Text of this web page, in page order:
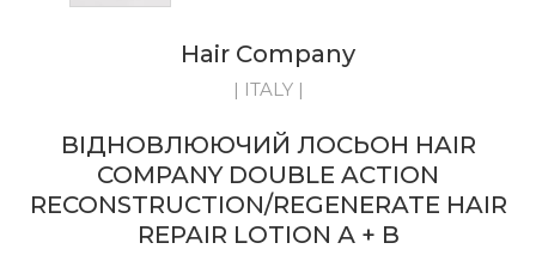
Hair Company
| ITALY |
ВІДНОВЛЮЮЧИЙ ЛОСЬОН HAIR
COMPANY DOUBLE ACTION
RECONSTRUCTION/REGENERATE HAIR
REPAIR LOTION А + В